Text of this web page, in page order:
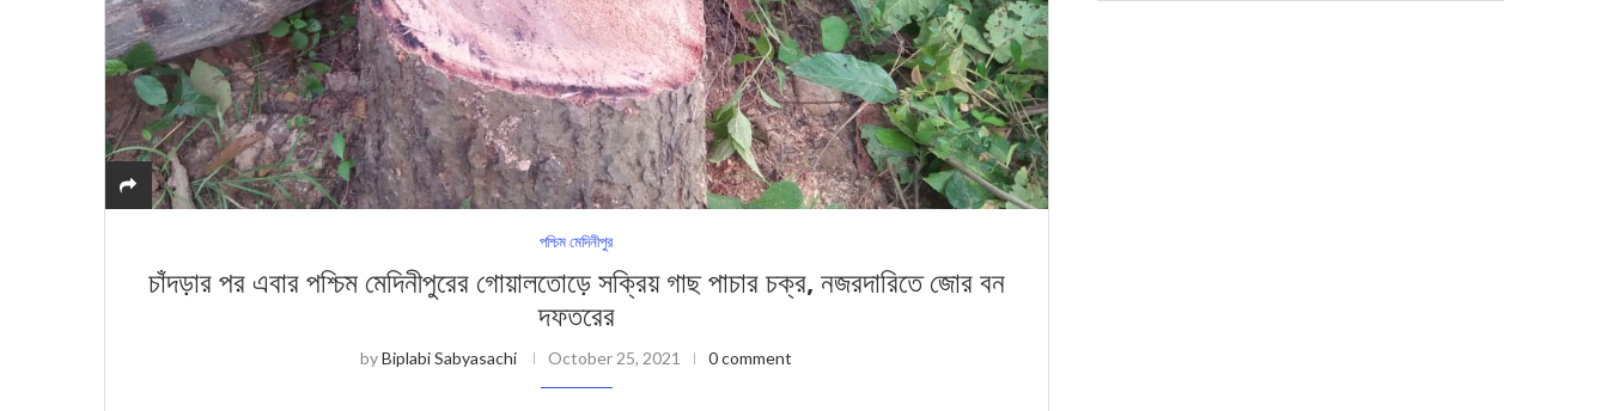
পশ্চিম মেদিনীপুর
চাঁদড়ার পর এবার পশ্চিম মেদিনীপুরের গোয়ালতোড়ে সক্রিয় গাছ পাচার চক্র, নজরদারিতে জোর বন
দফতরের
byBiplabi Sabyasachi October 25, 2021 0 comment